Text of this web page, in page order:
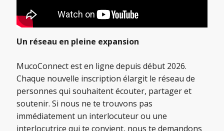
Un réseau en pleine expansion
MucoConnect est en ligne depuis début 2026.
Chaque nouvelle inscription élargit le réseau de
personnes qui souhaitent écouter, partager et
soutenir. Si nous ne te trouvons pas
immédiatement un interlocuteur ou une
interlocutrice qui te convient, nous te demandons